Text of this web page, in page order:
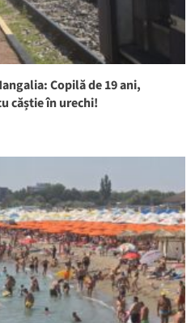
Copilă de 19 ani,
căștie în urechi!